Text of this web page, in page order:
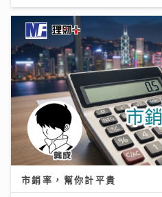
市銷率，幫你計平貴